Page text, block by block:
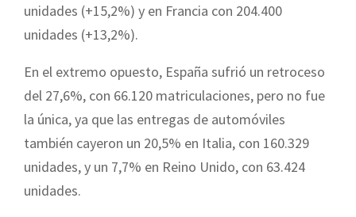
unidades (+15,2%) y en Francia con 204.400
unidades (+13,2%).
En el extremo opuesto, España sufrió un retroceso
del 27,6%, con 66.120 matriculaciones, pero no fue
la única, ya que las entregas de automóviles
también cayeron un 20,5% en Italia, con 160.329
unidades, y un 7,7% en Reino Unido, con 63.424
unidades.